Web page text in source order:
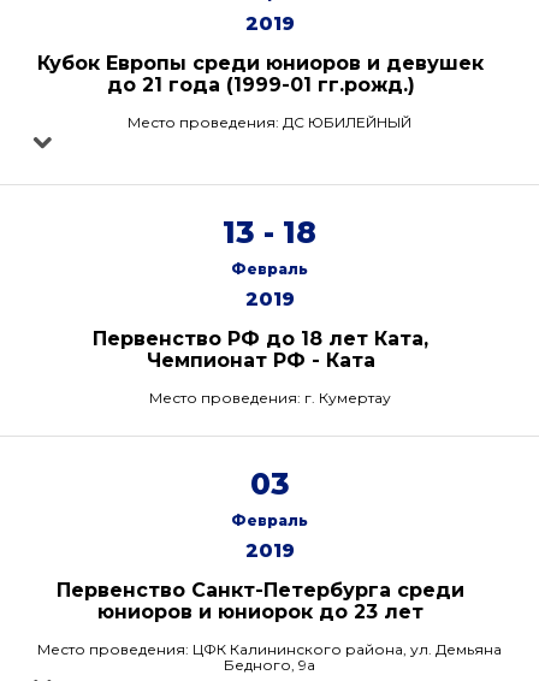
2019
Кубок Европы среди юниоров и девушек
до 21 года (1999-01 гг.рожд.)
Место проведения: ДС ЮБИЛЕЙНЫЙ
13 - 18
Февраль
2019
Первенство РФ до 18 лет Ката,
Чемпионат РФ - Ката
Место проведения: г. Кумертау
03
Февраль
2019
Первенство Санкт-Петербурга среди
юниоров и юниорок до 23 лет
Место проведения: ЦФК Калининского района, ул. Демьяна
Бедного, 9а